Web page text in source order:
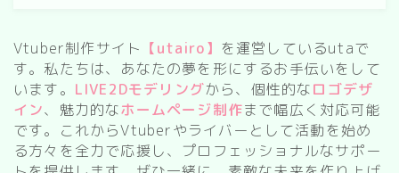
海
空
Vtuber制作サイト 【utairo】 を運営しているutaで
す。私たちは、あなたの夢を形にするお手伝いをして
います。 LIVE2Dモデリングから、個性的なロゴデザ
イン、魅力的なホームページ制作まで幅広く対応可能
です。これからVtuberやライバーとして活動を始め
る方々を全力で応援し、プロフェッショナルなサポー